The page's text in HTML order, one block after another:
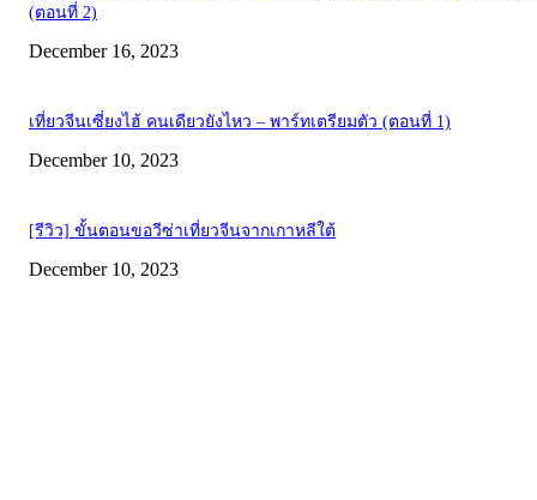
(ตอนที่ 2)
December 16, 2023
เที่ยวจีนเซี่ยงไฮ้ คนเดียวยังไหว – พาร์ทเตรียมตัว (ตอนที่ 1)
December 10, 2023
[รีวิว] ขั้นตอนขอวีซ่าเที่ยวจีนจากเกาหลีใต้
December 10, 2023